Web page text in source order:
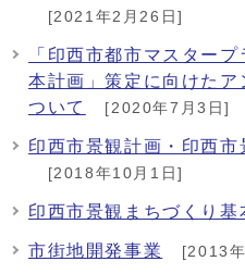
[2021年2月26日]
「印西市都市マスター
本計画」策定に向けたア
ついて
[2020年7月3日]
印西市景観計画・印西市
[2018年10月1日]
印西市景観まちづくり基
市街地開発事業 [2013